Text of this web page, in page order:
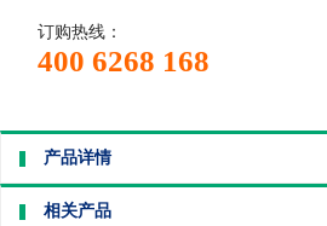
订购热线：
400 6268 168
产品详情
相关产品